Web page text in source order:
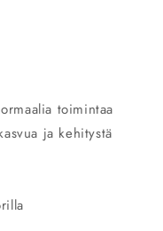
toimintaa
ja kehitystä